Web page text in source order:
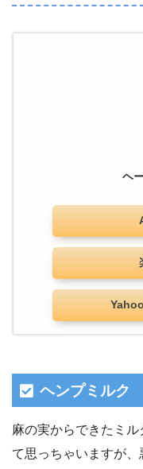
ヘ
ヘンプミルク
麻の実からできたミ
て思っちゃいますが